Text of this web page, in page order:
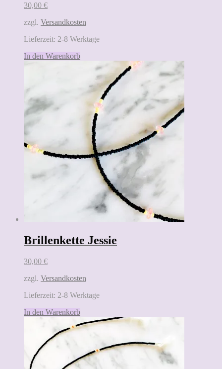
30,00 €
zzgl. Versandkosten
Lieferzeit: 2-8 Werktage
In den Warenkorb
Brillenkette Jessie
30,00 €
zzgl. Versandkosten
Lieferzeit: 2-8 Werktage
In den Warenkorb